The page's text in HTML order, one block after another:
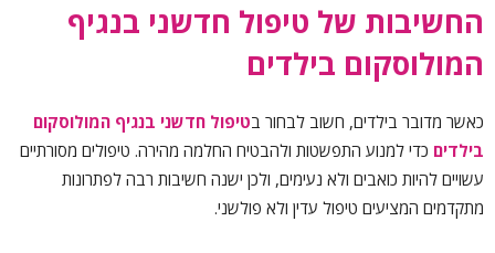
החשיבות של טיפול חדשני בנגיף
המולוסקום בילדים
כאשר מדובר בילדים, חשוב לבחור בטיפול חדשני בנגיף המולוסקום
בילדים כדי למנוע התפשטות ולהבטיח החלמה מהירה. טיפולים מסורתיים
עשויים להיות כואבים ולא נעימים, ולכן ישנה חשיבות רבה לפתרונות
מתקדמים המציעים טיפול עדין ולא פולשני.